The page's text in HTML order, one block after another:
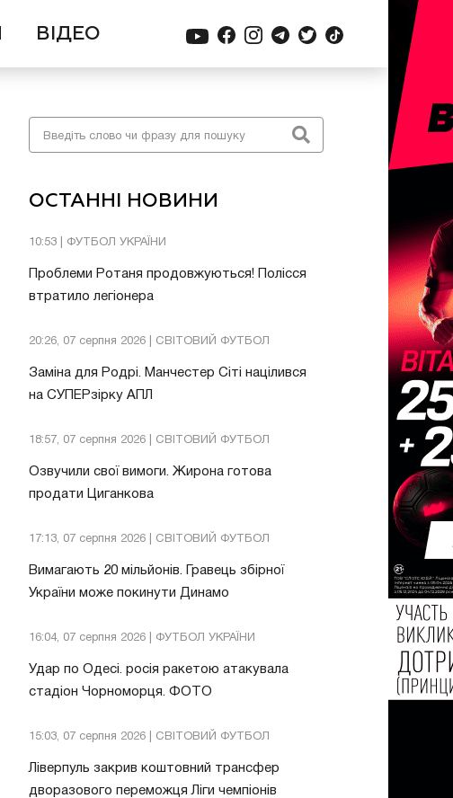
ВІДЕО
ОСТАННІ НОВИНИ
10:53 | ФУТБОЛ УКРАЇНИ
Проблеми Ротаня продовжуються! Полісся
втратило легіонера
20:26, 07 серпня 2026 | СВІТОВИЙ ФУТБОЛ
Заміна для Родрі. Манчестер Сіті націлився
на СУПЕРзірку АПЛ
18:57, 07 серпня 2026 | СВІТОВИЙ ФУТБОЛ
Озвучили свої вимоги. Жирона готова
продати Циганкова
17:13, 07 серпня 2026 | СВІТОВИЙ ФУТБОЛ
Вимагають 20 мільйонів. Гравець збірної
України може покинути Динамо
16:04, 07 серпня 2026 | ФУТБОЛ УКРАЇНИ
Удар по Одесі. росія ракетою атакувала
стадіон Чорноморця. ФОТО
15:03, 07 серпня 2026 | СВІТОВИЙ ФУТБОЛ
Ліверпуль закрив коштовний трансфер
дворазового переможця Ліги чемпіонів